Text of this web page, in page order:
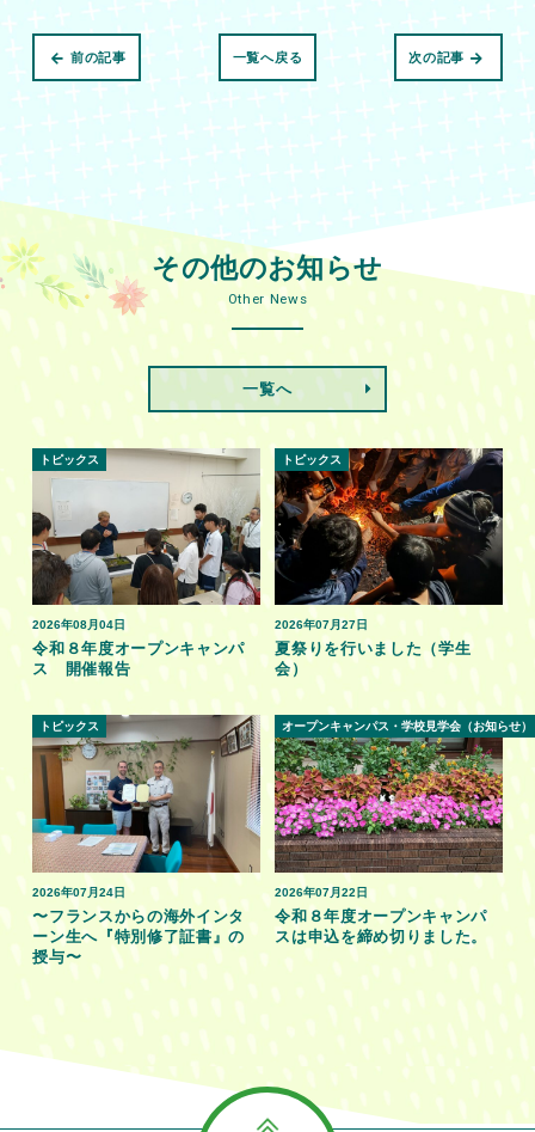
次の記事
一覧へ戻る
前の記事
その他のお知らせ
Other News
一覧へ
2026年08月04日
トピックス
令和８年度オープンキャンパ
ス 開催報告
2026年07月27日
トピックス
夏祭りを行いました（学生
会）
2026年07月24日
トピックス
〜フランスからの海外インタ
ーン生へ『特別修了証書』の
授与〜
2026年07月22日
オープンキャンパス・学校見学会（お知らせ）
令和８年度オープンキャンパ
スは申込を締め切りました。